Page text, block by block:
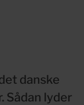
danske
Sådan lyder